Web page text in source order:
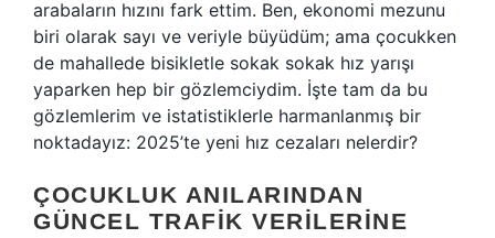
arabaların hızını fark ettim. Ben, ekonomi mezunu
biri olarak sayı ve veriyle büyüdüm; ama çocukken
de mahallede bisikletle sokak sokak hız yarışı
yaparken hep bir gözlemciydim. İşte tam da bu
gözlemlerim ve istatistiklerle harmanlanmış bir
noktadayız: 2025’te yeni hız cezaları nelerdir?
ÇOCUKLUK ANILARINDAN
GÜNCEL TRAFIK VERILERINE